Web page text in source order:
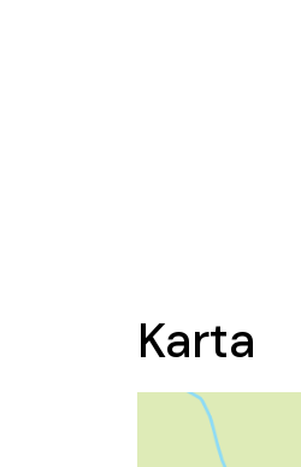
Karta